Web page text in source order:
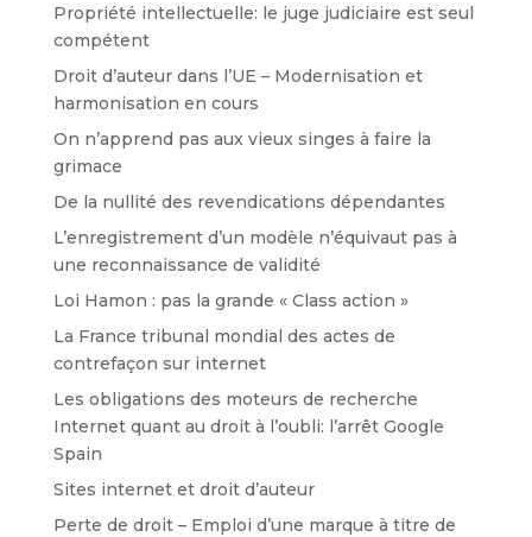
Propriété intellectuelle: le juge judiciaire est seul
compétent
Droit d’auteur dans l’UE – Modernisation et
harmonisation en cours
On n’apprend pas aux vieux singes à faire la
grimace
De la nullité des revendications dépendantes
L’enregistrement d’un modèle n’équivaut pas à
une reconnaissance de validité
Loi Hamon : pas la grande « Class action »
La France tribunal mondial des actes de
contrefaçon sur internet
Les obligations des moteurs de recherche
Internet quant au droit à l’oubli: l’arrêt Google
Spain
Sites internet et droit d’auteur
Perte de droit – Emploi d’une marque à titre de